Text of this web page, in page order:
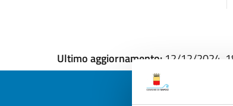
Ultimo aggiornamento: 12/12/2024,